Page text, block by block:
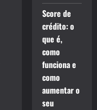
Score de
crédito: o
que é,
como
funciona e
como
aumentar o
seu